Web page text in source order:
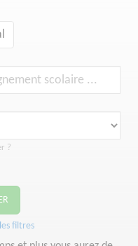
?
filtres